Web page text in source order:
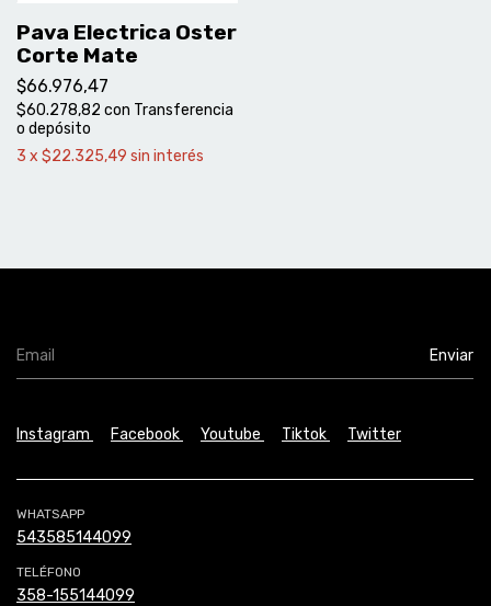
Pava Electrica Oster
Corte Mate
$66.976,47
$60.278,82 con Transferencia
o depósito
3 x $22.325,49 sin interés
Instagram Facebook Youtube Tiktok Twitter
WHATSAPP
543585144099
TELÉFONO
358-155144099